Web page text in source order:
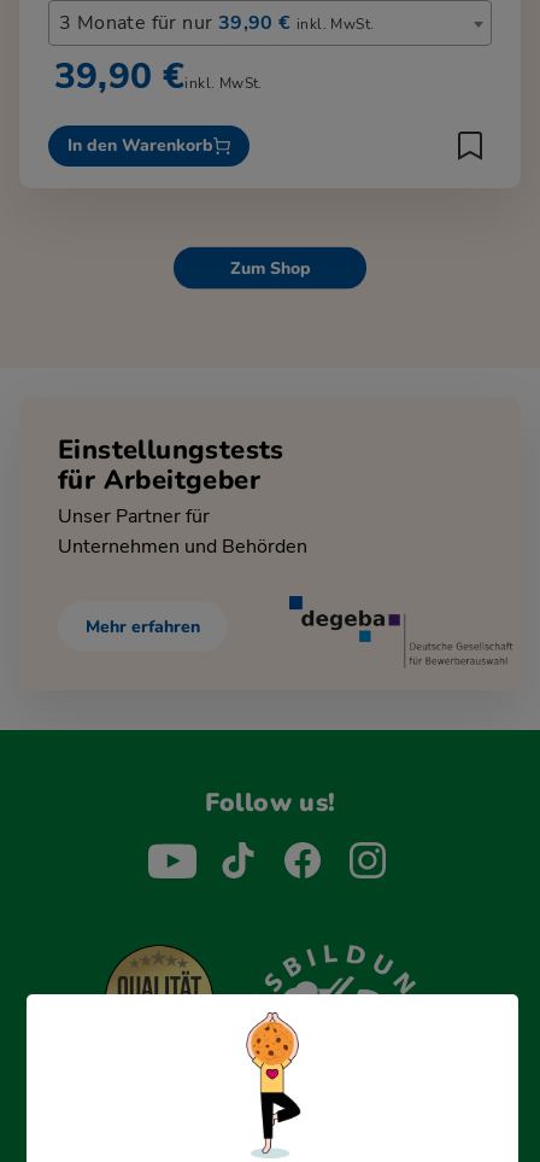
3 Monate für nur 39,90 € inkl. MwSt.
39,90 €inkl. MwSt.
In den Warenkorb
Zum Shop
Einstellungstests
für Arbeitgeber
Unser Partner für
Unternehmen und Behörden
Mehr erfahren
Follow us!
Erfolgreich bewerben mit Ausbildungspark: Wir
begleiten dich Schritt für Schritt bei deinem Start in den